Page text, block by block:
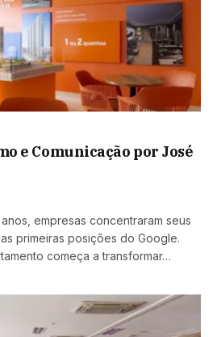
e Comunicação por José
empresas concentraram seus
primeiras posições do Google.
começa a transformar…